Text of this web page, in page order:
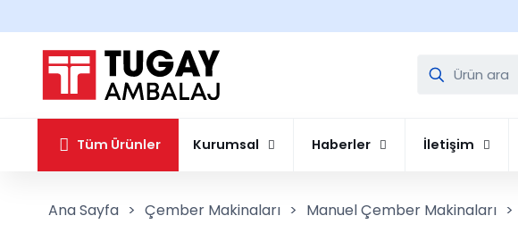
Tüm Ürünler Kurumsal Haberler İletişim
Ana Sayfa > Çember Makinaları > Manuel Çember Makinaları >